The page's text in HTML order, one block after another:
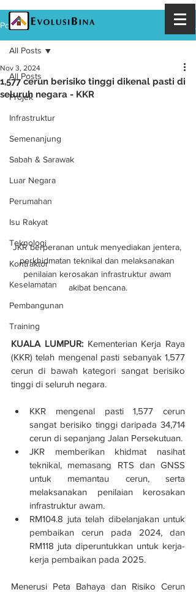
Post
All Posts
Projek
Infrastruktur
Semenanjung
Sabah & Sarawak
Luar Negara
Perumahan
Isu Rakyat
Teknologi
Kontraktor
Keselamatan
Pembangunan
Training
All Posts
1,577 cerun berisiko tinggi dikenal pasti di
seluruh negara - KKR
Nov 3, 2024
JKR berperanan untuk menyediakan jentera,
perkhidmatan teknikal dan melaksanakan
penilaian kerosakan infrastruktur awam
akibat bencana.
KUALA LUMPUR: Kementerian Kerja Raya
(KKR) telah mengenal pasti sebanyak 1,577
cerun di bawah kategori sangat berisiko
tinggi di seluruh negara.
KKR mengenal pasti 1,577 cerun
sangat berisiko tinggi daripada 34,714
cerun di sepanjang Jalan Persekutuan.
JKR memberikan khidmat nasihat
teknikal, memasang RTS dan GNSS
untuk memantau cerun, serta
melaksanakan penilaian kerosakan
infrastruktur awam.
RM104.8 juta telah dibelanjakan untuk
pembaikan cerun pada 2024, dan
RM118 juta diperuntukkan untuk kerja-
kerja pembaikan pada 2025.
Menerusi Peta Bahaya dan Risiko Cerun